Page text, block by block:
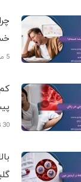
5 مرداد 1405
30 تیر 1405